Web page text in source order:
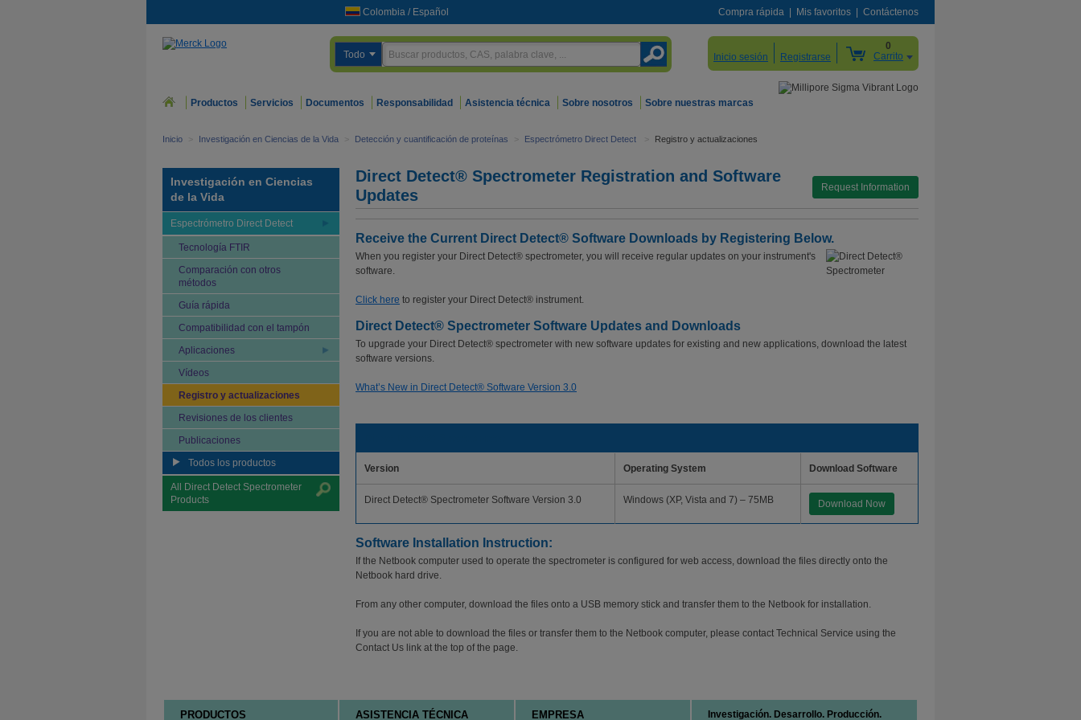
Colombia / Español Compra rápida Mis favoritos Contáctenos
Todo Inicio sesión Registrarse
0
Carrito
Productos Servicios Documentos Responsabilidad Asistencia técnica Sobre nosotros Sobre nuestras marcas
Inicio > Investigación en Ciencias de la Vida > Detección y cuantificación de proteínas > Espectrómetro Direct Detect > Registro y actualizaciones
Investigación en Ciencias
de la Vida
Espectrómetro Direct Detect
Tecnología FTIR
Comparación con otros
métodos
Guía rápida
Compatibilidad con el tampón
Aplicaciones
Vídeos
Registro y actualizaciones
Revisiones de los clientes
Publicaciones
Todos los productos
All Direct Detect Spectrometer
Products
Direct Detect® Spectrometer Registration and Software
Updates
Request Information
Receive the Current Direct Detect® Software Downloads by Registering Below.
When you register your Direct Detect® spectrometer, you will receive regular updates on your instrument's
software.
Click here to register your Direct Detect® instrument.
Direct Detect® Spectrometer Software Updates and Downloads
To upgrade your Direct Detect® spectrometer with new software updates for existing and new applications, download the latest
software versions.
What’s New in Direct Detect® Software Version 3.0
Version Operating System Download Software
Direct Detect® Spectrometer Software Version 3.0 Windows (XP, Vista and 7) – 75MB Download Now
Software Installation Instruction:
If the Netbook computer used to operate the spectrometer is configured for web access, download the files directly onto the
Netbook hard drive.
From any other computer, download the files onto a USB memory stick and transfer them to the Netbook for installation.
If you are not able to download the files or transfer them to the Netbook computer, please contact Technical Service using the
Contact Us link at the top of the page.
PRODUCTOS ASISTENCIA TÉCNICA EMPRESA Investigación. Desarrollo. Producción.